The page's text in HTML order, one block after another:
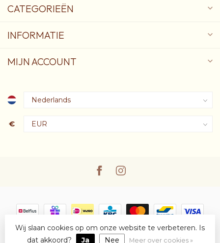
CATEGORIEËN
INFORMATIE
MIJN ACCOUNT
€
© Copyright 2026 Oscare- Powered byLightspeed-Lightspeed
design
Dyvelopment
Wij slaan cookies op om onze website te verbeteren. Is
dat akkoord?
Ja Nee Meer over cookies »